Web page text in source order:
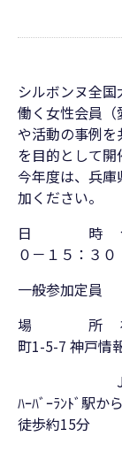
シルボンヌ全
働く女性会員
や活動の事例を
を目的として開
今年度は、兵
加ください。
日 時 令和8
０－１５：３０
一般参加定員
場 所 神戸新
町1-5-7 神戸情
JR神戸駅
ﾊｰﾊﾞｰﾗﾝﾄﾞ駅か
徒歩約15分